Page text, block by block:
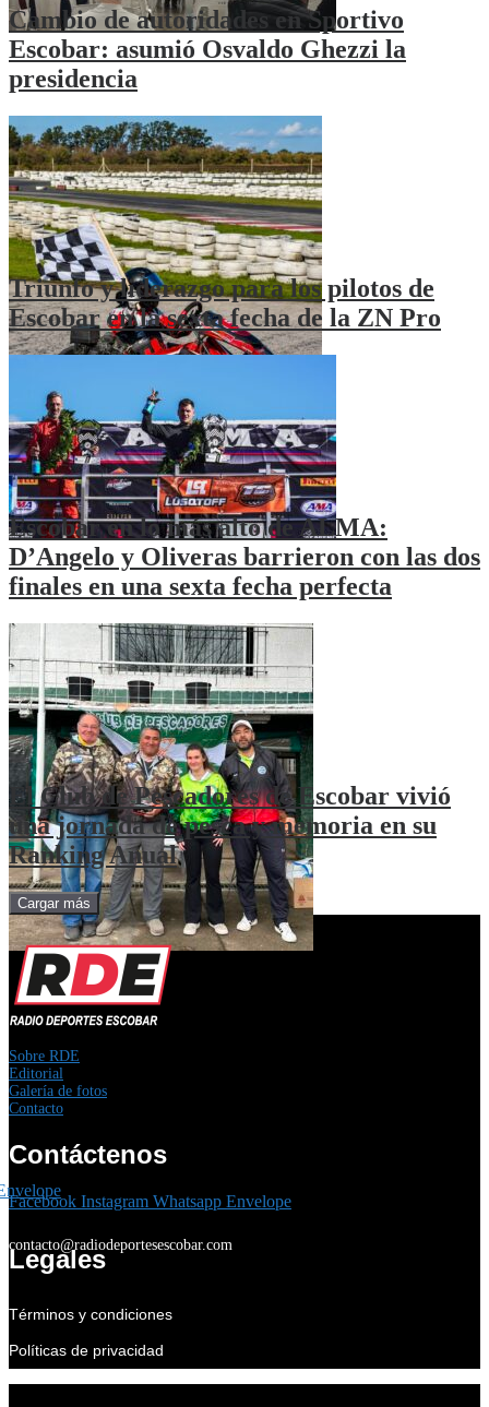
Cambio de autoridades en Sportivo
Escobar: asumió Osvaldo Ghezzi la
presidencia
Triunfo y liderazgo para los pilotos de
Escobar en la sexta fecha de la ZN Pro
Escobar en lo más alto de ALMA:
D’Angelo y Oliveras barrieron con las dos
finales en una sexta fecha perfecta
El Club de Pescadores de Escobar vivió
una jornada de pesca y memoria en su
Ranking Anual
Cargar más
Sobre RDE
Editorial
Galería de fotos
Contacto
Contáctenos
Facebook Instagram Whatsapp Envelope
contacto@radiodeportesescobar.com
Legales
Términos y condiciones
Políticas de privacidad